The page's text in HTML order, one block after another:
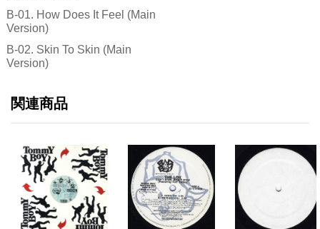
B-01. How Does It Feel (Main
Version)
B-02. Skin To Skin (Main
Version)
関連商品